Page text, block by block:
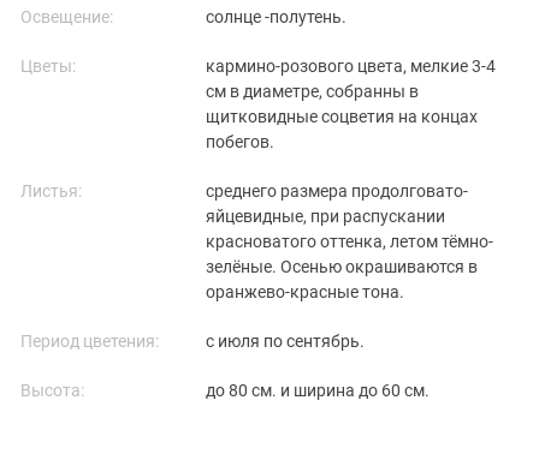
Освещение: солнце -полутень.
Цветы:
кармино-розового цвета, мелкие 3-4
см в диаметре, собранны в
щитковидные соцветия на концах
побегов.
Листья:
среднего размера продолговато-
яйцевидные, при распускании
красноватого оттенка, летом тёмно-
зелёные. Осенью окрашиваются в
оранжево-красные тона.
Период цветения: с июля по сентябрь.
Высота: до 80 см. и ширина до 60 см.